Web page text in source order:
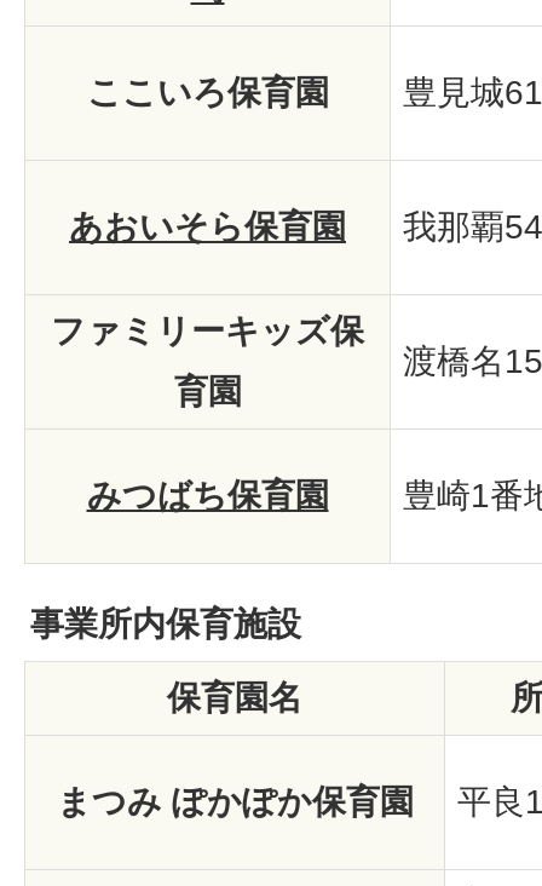
ここいろ保育園 豊見城
あおいそら保育園 我那覇
ファミリーキッズ保
育園
渡橋名
みつばち保育園 豊崎1番
事業所内保育施設
保育園名
まつみ ぽかぽか保育園 平良